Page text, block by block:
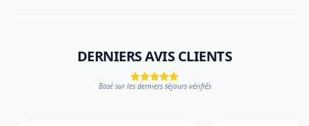
DERNIERS AVIS CLIENTS
Basé sur les derniers séjours vérifiés